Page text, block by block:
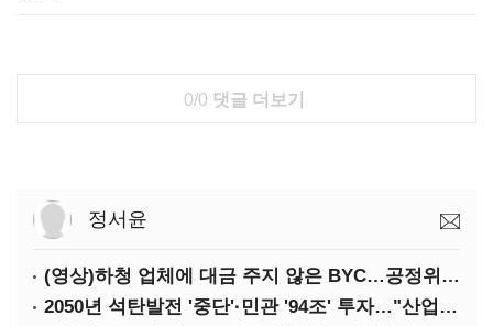
0/0 댓글 더보기
정서윤
(영상)하청 업체에 대금 주지 않은 BYC…공정위 '제재'
2050년 석탄발전 '중단'·민관 '94조' 투자…"산업계 탄소중립에 고삐"